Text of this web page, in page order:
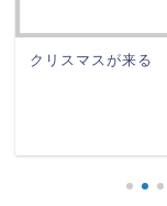
クリスマスが来る